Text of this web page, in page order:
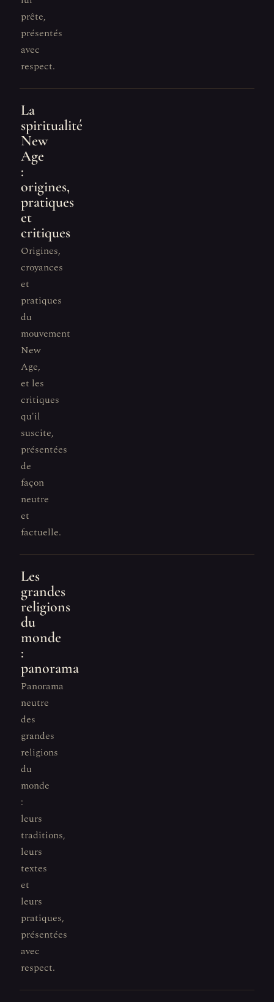
prête,
présentés
avec
respect.
La
spiritualité
New
Age
:
origines,
pratiques
et
critiques
Origines,
croyances
et
pratiques
du
mouvement
New
Age,
et les
critiques
qu'il
suscite,
présentées
de
façon
neutre
et
factuelle.
Les
grandes
religions
du
monde
:
panorama
Panorama
neutre
des
grandes
religions
du
monde
:
leurs
traditions,
leurs
textes
et
leurs
pratiques,
présentées
avec
respect.